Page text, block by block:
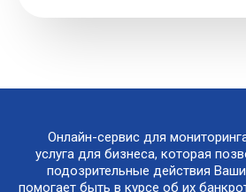
Онлайн-сервис для
услуга для бизнеса, которая
подозрительные действия
помогает быть в курсе об их